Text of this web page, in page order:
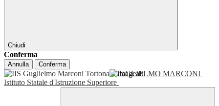
Chiudi
Conferma
Annulla Conferma
GUGLIELMO MARCONI
Istituto Statale d'Istruzione Superiore